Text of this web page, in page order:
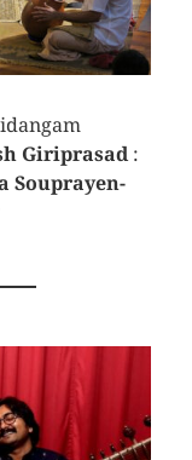
Giriprasad:
Souprayen-